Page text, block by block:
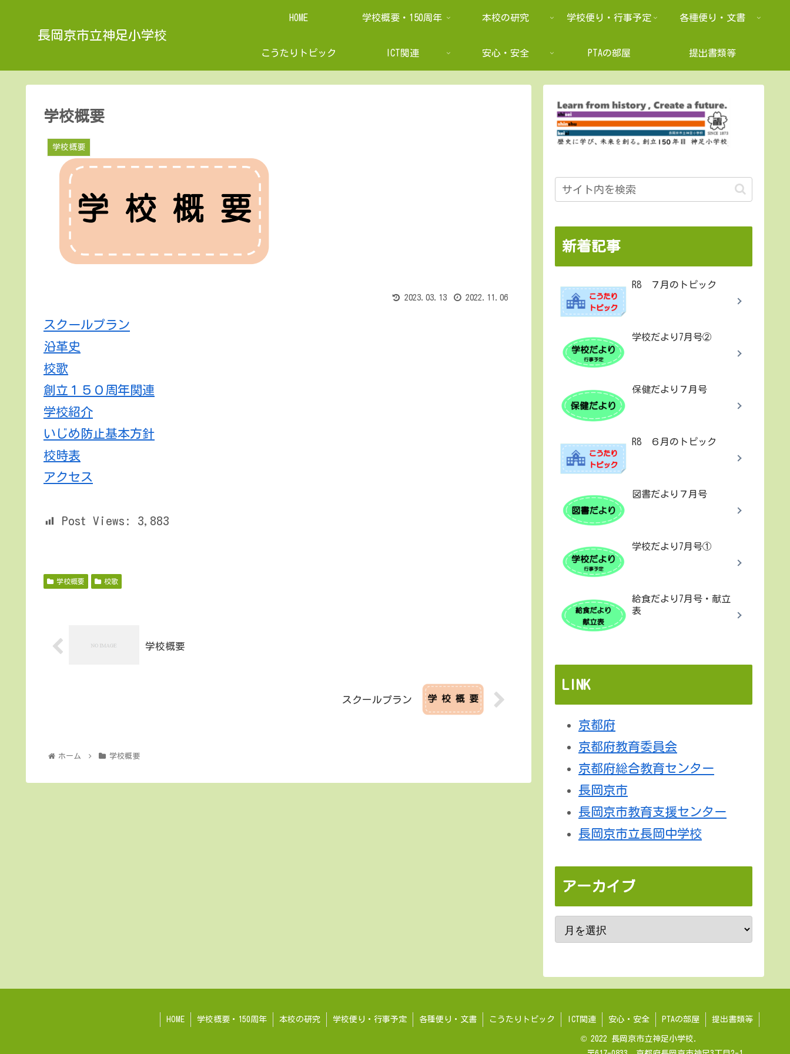
長岡京市立神足小学校
HOME 学校概要・150周年 本校の研究 学校便り・行事予定 各種便り・文書
こうたりトピック ICT関連 安心・安全 PTAの部屋 提出書類等
学校概要
学校概要
2023.03.13 2022.11.06
スクールプラン
沿革史
校歌
創立１５０周年関連
学校紹介
いじめ防止基本方針
校時表
アクセス
Post Views: 3,883
学校概要 校歌
学校概要
スクールプラン
ホーム 学校概要
新着記事
R8 ７月のトピック
学校だより7月号②
保健だより７月号
R8 ６月のトピック
図書だより７月号
学校だより7月号①
給食だより7月号・献立
表
LINK
京都府
京都府教育委員会
京都府総合教育センター
長岡京市
長岡京市教育支援センター
長岡京市立長岡中学校
アーカイブ
HOME 学校概要・150周年 本校の研究 学校便り・行事予定 各種便り・文書 こうたりトピック ICT関連 安心・安全 PTAの部屋 提出書類等
© 2022 長岡京市立神足小学校.